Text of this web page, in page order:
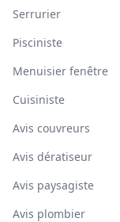
Serrurier
Pisciniste
Menuisier fenêtre
Cuisiniste
Avis couvreurs
Avis dératiseur
Avis paysagiste
Avis plombier